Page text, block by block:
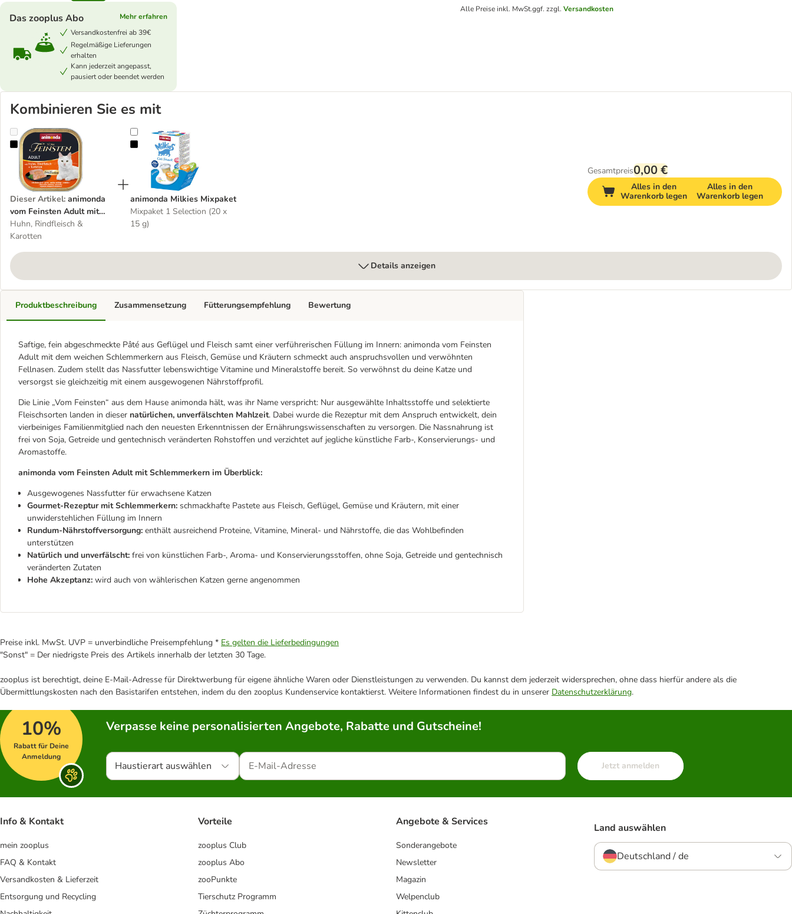
Das zooplus Abo
Mehr erfahren
Versandkostenfrei ab 39€
Regelmäßige Lieferungen
erhalten
Kann jederzeit angepasst,
pausiert oder beendet werden
Alle Preise inkl. MwSt.ggf. zzgl. Versandkosten
Kombinieren Sie es mit
animonda vom Feinsten Adult mit Schlemmerkern 6 x 100 g
Dieser Artikel: animonda
vom Feinsten Adult mit
Schlemmerkern 6 x 100 g
Huhn, Rindfleisch &
Karotten
animonda Milkies Mixpaket
animonda Milkies Mixpaket
Mixpaket 1 Selection (20 x
15 g)
Gesamtpreis0,00 €
Alles in den
Warenkorb legen
Alles in den
Warenkorb legen
Details anzeigen
Produktbeschreibung
Saftige, fein abgeschmeckte Pâté aus Geflügel und Fleisch samt einer verführerischen Füllung im Innern: animonda vom Feinsten
Adult mit dem weichen Schlemmerkern aus Fleisch, Gemüse und Kräutern schmeckt auch anspruchsvollen und verwöhnten
Fellnasen. Zudem stellt das Nassfutter lebenswichtige Vitamine und Mineralstoffe bereit. So verwöhnst du deine Katze und
versorgst sie gleichzeitig mit einem ausgewogenen Nährstoffprofil.
Die Linie „Vom Feinsten“ aus dem Hause animonda hält, was ihr Name verspricht: Nur ausgewählte Inhaltsstoffe und selektierte
Fleischsorten landen in dieser natürlichen, unverfälschten Mahlzeit. Dabei wurde die Rezeptur mit dem Anspruch entwickelt, dein
vierbeiniges Familienmitglied nach den neuesten Erkenntnissen der Ernährungswissenschaften zu versorgen. Die Nassnahrung ist
frei von Soja, Getreide und gentechnisch veränderten Rohstoffen und verzichtet auf jegliche künstliche Farb-, Konservierungs- und
Aromastoffe.
animonda vom Feinsten Adult mit Schlemmerkern im Überblick:
Ausgewogenes Nassfutter für erwachsene Katzen
Gourmet-Rezeptur mit Schlemmerkern: schmackhafte Pastete aus Fleisch, Geflügel, Gemüse und Kräutern, mit einer
unwiderstehlichen Füllung im Innern
Rundum-Nährstoffversorgung: enthält ausreichend Proteine, Vitamine, Mineral- und Nährstoffe, die das Wohlbefinden
unterstützen
Natürlich und unverfälscht: frei von künstlichen Farb-, Aroma- und Konservierungsstoffen, ohne Soja, Getreide und gentechnisch
veränderten Zutaten
Hohe Akzeptanz: wird auch von wählerischen Katzen gerne angenommen
Zusammensetzung Fütterungsempfehlung Bewertung
Preise inkl. MwSt. UVP = unverbindliche Preisempfehlung * Es gelten die Lieferbedingungen
"Sonst" = Der niedrigste Preis des Artikels innerhalb der letzten 30 Tage.
zooplus ist berechtigt, deine E-Mail-Adresse für Direktwerbung für eigene ähnliche Waren oder Dienstleistungen zu verwenden. Du kannst dem jederzeit widersprechen, ohne dass hierfür andere als die
Übermittlungskosten nach den Basistarifen entstehen, indem du den zooplus Kundenservice kontaktierst. Weitere Informationen findest du in unserer Datenschutzerklärung.
10%
Rabatt für Deine
Anmeldung
Verpasse keine personalisierten Angebote, Rabatte und Gutscheine!
Haustierart auswählen Jetzt anmelden
Info & Kontakt
mein zooplus
FAQ & Kontakt
Versandkosten & Lieferzeit
Entsorgung und Recycling
Vorteile
zooplus Club
zooplus Abo
zooPunkte
Tierschutz Programm
Angebote & Services
Sonderangebote
Newsletter
Magazin
Welpenclub
Land auswählen
Deutschland / de